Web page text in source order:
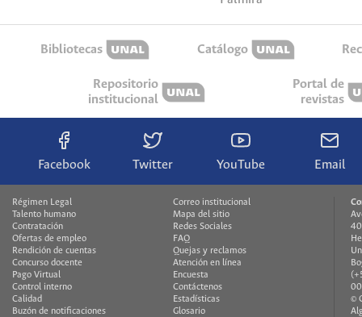
Bibliotecas Catálogo
Repositorio
institucional
Portal de
revistas
Facebook Twitter YouTube Email
Régimen Legal
Talento humano
Contratación
Ofertas de empleo
Rendición de cuentas
Concurso docente
Pago Virtual
Control interno
Calidad
Buzón de notificaciones
Correo institucional
Mapa del sitio
Redes Sociales
FAQ
Quejas y reclamos
Atención en línea
Encuesta
Contáctenos
Estadísticas
Glosario
©